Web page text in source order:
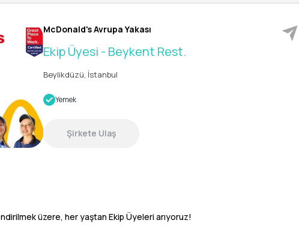
McDonald's Avrupa Yakası
Ekip Üyesi - Beykent Rest.
Beylikdüzü, İstanbul
Yemek
Şirkete Ulaş
üzere, her yaştan Ekip Üyeleri arıyoruz!